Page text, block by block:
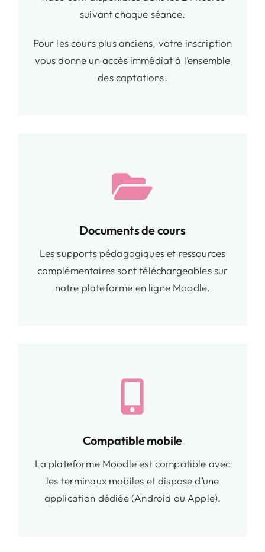
suivant chaque séance.
Pour les cours plus anciens, votre inscription
vous donne un accès immédiat à l’ensemble
des captations.
Documents de cours
Les supports pédagogiques et ressources
complémentaires sont téléchargeables sur
notre plateforme en ligne Moodle.
Compatible mobile
La plateforme Moodle est compatible avec
les terminaux mobiles et dispose d’une
application dédiée (Android ou Apple).